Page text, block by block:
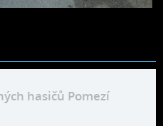
hasičů Pomezí